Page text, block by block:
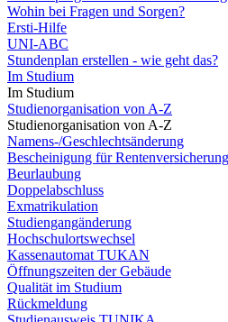
Wohin bei Fragen und Sorgen?
Ersti-Hilfe
UNI-ABC
Stundenplan erstellen - wie geht das?
Im Studium
Im Studium
Studienorganisation von A-Z
Studienorganisation von A-Z
Namens-/Geschlechtsänderung
Bescheinigung für Rentenversicherung
Beurlaubung
Doppelabschluss
Exmatrikulation
Studiengangänderung
Hochschulortswechsel
Kassenautomat TUKAN
Öffnungszeiten der Gebäude
Qualität im Studium
Rückmeldung